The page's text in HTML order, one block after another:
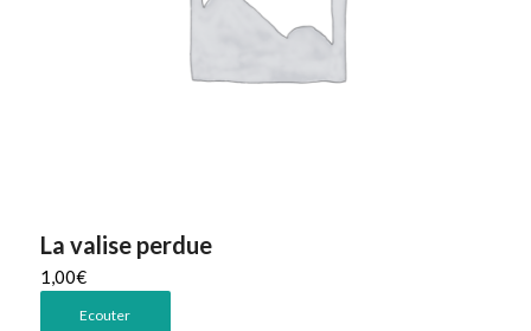
La valise perdue
1,00€
Ecouter